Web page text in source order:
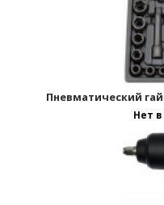
Пневматический
Нет